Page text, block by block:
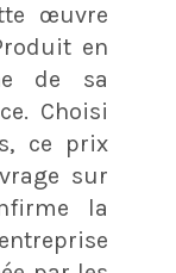
œuvre
en
de sa
Choisi
, ce prix
sur
la